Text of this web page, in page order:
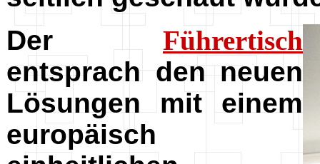
Der Führertisch
entsprach den neuen
Lösungen mit einem
europäisch